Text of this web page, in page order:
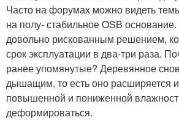
Часто на форумах можно видеть
на полу- стабильное OSB
довольно рискованным решением,
срок эксплуатации в два-три раза.
ранее упомянутые? Деревянное
дышащим, то есть оно расширяется и
повышенной и пониженной
деформироваться.